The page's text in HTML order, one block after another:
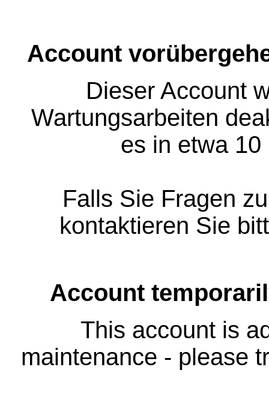
Account
Dieser Account
Wartungsarbeiten
es in etwa
Falls Sie Fragen
kontaktieren Sie
Account
This account is
maintenance - please